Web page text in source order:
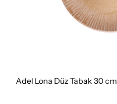
Adel Lona Düz Tabak 30 cm